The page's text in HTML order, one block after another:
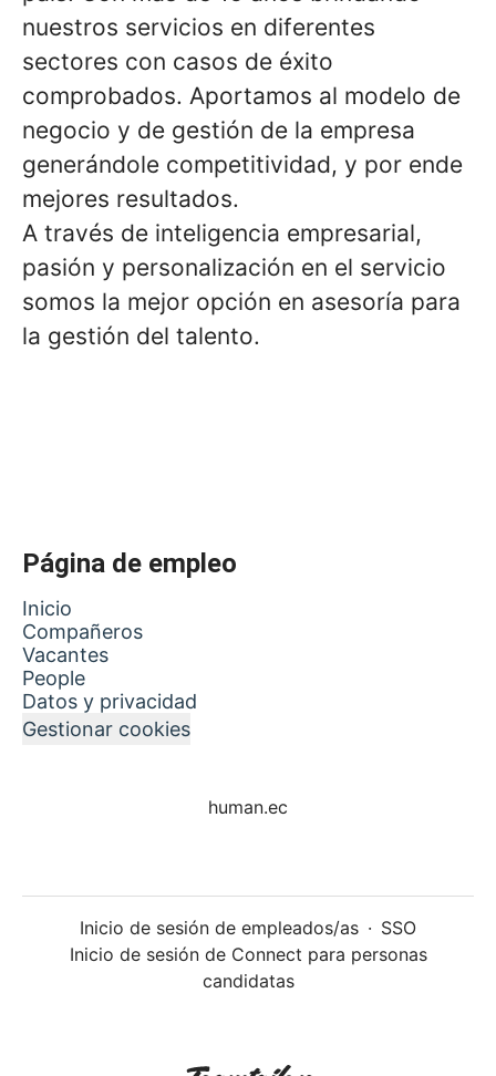
nuestros servicios en diferentes
sectores con casos de éxito
comprobados. Aportamos al modelo de
negocio y de gestión de la empresa
generándole competitividad, y por ende
mejores resultados.
A través de inteligencia empresarial,
pasión y personalización en el servicio
somos la mejor opción en asesoría para
la gestión del talento.
Página de empleo
Inicio
Compañeros
Vacantes
People
Datos y privacidad
Gestionar cookies
human.ec
Inicio de sesión de empleados/as · SSO
Inicio de sesión de Connect para personas
candidatas